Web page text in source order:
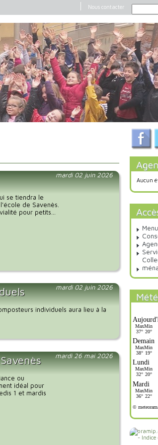
Nous contacter
mardi 02 juin 2026
se tiendra le
de Savenès.
pour petits...
mardi 02 juin 2026
individuels aura lieu à la
mardi 26 mai 2026
ou
idéal pour
1 et mardis
Aucun